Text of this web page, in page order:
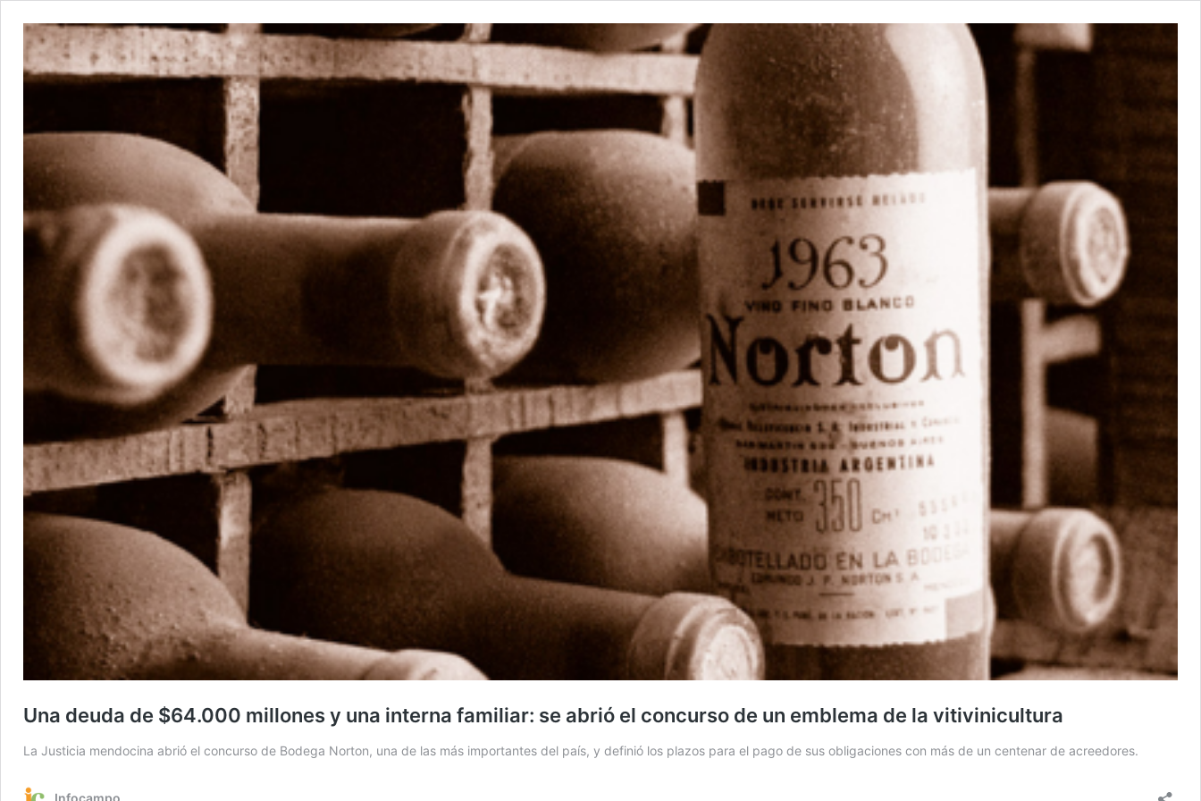
Una deuda de $64.000 millones y una interna familiar: se abrió el concurso de un emblema de la vitivinicultura
La Justicia mendocina abrió el concurso de Bodega Norton, una de las más importantes del país, y definió los plazos para el pago de sus obligaciones con más de un centenar de acreedores.
Infocampo